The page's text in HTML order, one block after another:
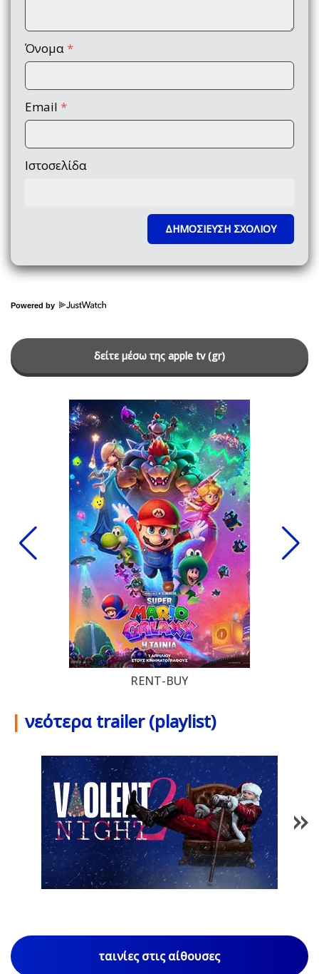
Όνομα *
Email *
Ιστοσελίδα
Powered by
δείτε μέσω της apple tv (gr)
RENT-BUY
| νεότερα trailer (playlist)
1 /84
ταινίες στις αίθουσες